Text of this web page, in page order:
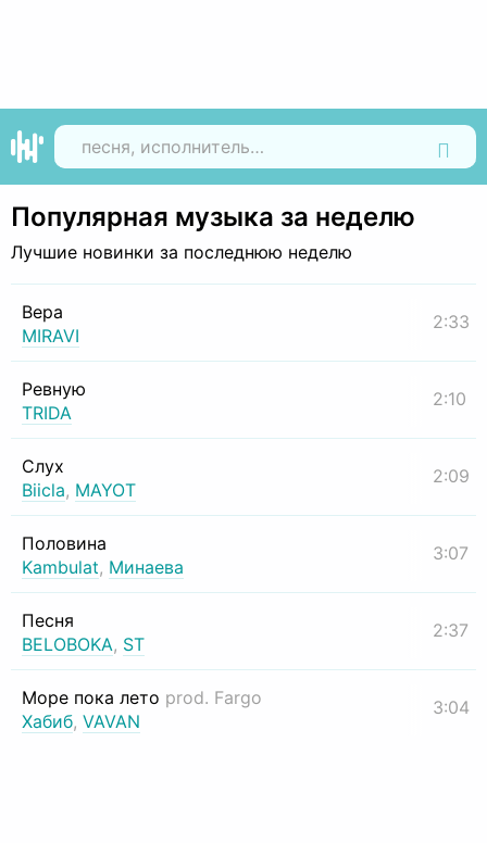
Популярная музыка за неделю
Лучшие новинки за последнюю неделю
Вера
MIRAVI
2:33
Ревную
TRIDA
2:10
Слух
Biicla, MAYOT
2:09
Половина
Kambulat, Минаева
3:07
Песня
BELOBOKA, ST
2:37
Море пока лето prod. Fargo
Хабиб, VAVAN
3:04